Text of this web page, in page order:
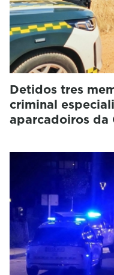
Detidos tres
criminal
aparcadoiros da